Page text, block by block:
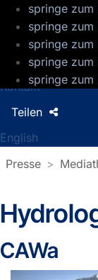
springe zum
springe zum
springe zum
springe zum
springe zum
Presse
Jobs
Kontakt
English
Teilen
Presse
CAWa